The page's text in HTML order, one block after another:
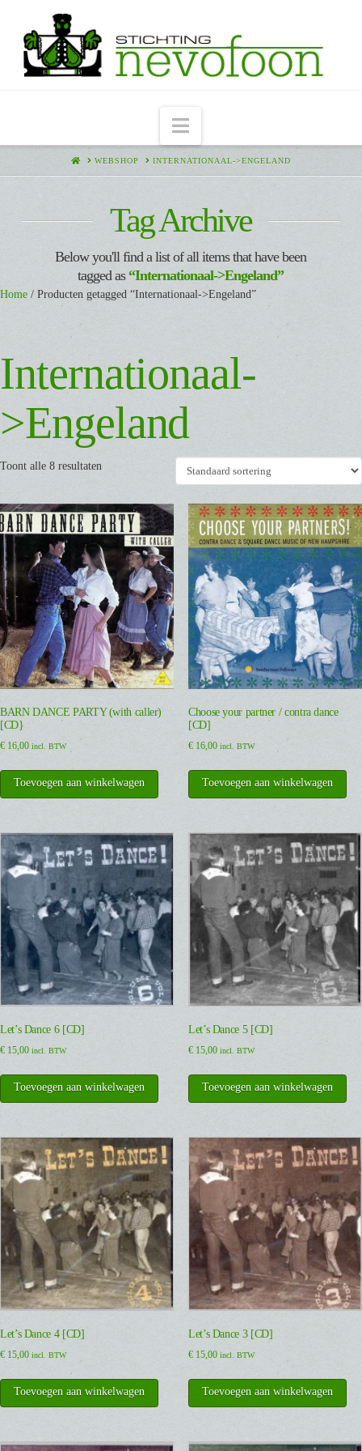
Navigation
HOMEWEBSHOP INTERNATIONAAL->ENGELAND
Tag Archive
Below you'll find a list of all items that have been
tagged as “Internationaal->Engeland”
Home / Producten getagged “Internationaal->Engeland”
Internationaal-
>Engeland
Toont alle 8 resultaten
BARN DANCE PARTY (with caller)
[CD}
€ 16,00 incl. BTW
Toevoegen aan winkelwagen
Choose your partner / contra dance
[CD]
€16,00 incl. BTW
Toevoegen aan winkelwagen
Let’s Dance 6 [CD]
€ 15,00 incl. BTW
Toevoegen aan winkelwagen
Let’s Dance 5 [CD]
€15,00 incl. BTW
Toevoegen aan winkelwagen
Let’s Dance 4 [CD]
€ 15,00 incl. BTW
Toevoegen aan winkelwagen
Let’s Dance 3 [CD]
€15,00 incl. BTW
Toevoegen aan winkelwagen